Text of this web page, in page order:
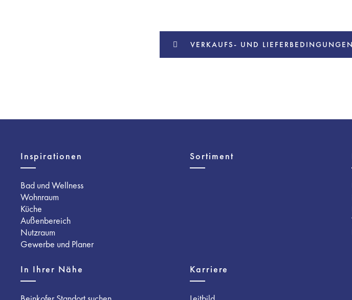
VERKAUFS- UND LIEFERBEDINGUNGEN
Inspirationen
Bad und Wellness
Wohnraum
Küche
Außenbereich
Nutzraum
Gewerbe und Planer
Sortiment
In Ihrer Nähe Karriere